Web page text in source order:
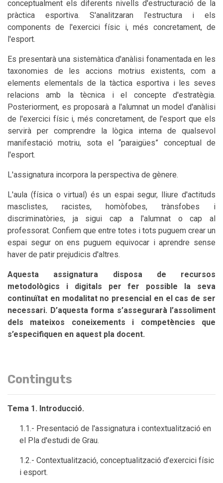
conceptualment els diferents nivells d'estructuració de la
pràctica esportiva. S'analitzaran l'estructura i els
components de l'exercici físic i, més concretament, de
l'esport.
Es presentarà una sistemàtica d'anàlisi fonamentada en les
taxonomies de les accions motrius existents, com a
elements elementals de la tàctica esportiva i les seves
relacions amb la tècnica i el concepte d'estratègia.
Posteriorment, es proposarà a l'alumnat un model d'anàlisi
de l'exercici físic i, més concretament, de l'esport que els
servirà per comprendre la lògica interna de qualsevol
manifestació motriu, sota el “paraigües” conceptual de
l'esport.
L'assignatura incorpora la perspectiva de gènere.
L'aula (física o virtual) és un espai segur, lliure d'actituds
masclistes, racistes, homòfobes, trànsfobes i
discriminatòries, ja sigui cap a l'alumnat o cap al
professorat. Confiem que entre totes i tots puguem crear un
espai segur on ens puguem equivocar i aprendre sense
haver de patir prejudicis d'altres.
Aquesta assignatura disposa de recursos
metodològics i digitals per fer possible la seva
continuïtat en modalitat no presencial en el cas de ser
necessari. D’aquesta forma s’assegurarà l’assoliment
dels mateixos coneixements i competències que
s’especifiquen en aquest pla docent.
Continguts
Tema 1. Introducció.
1.1.- Presentació de l'assignatura i contextualització en
el Pla d'estudi de Grau.
1.2.- Contextualització, conceptualització d’exercici físic
i esport.